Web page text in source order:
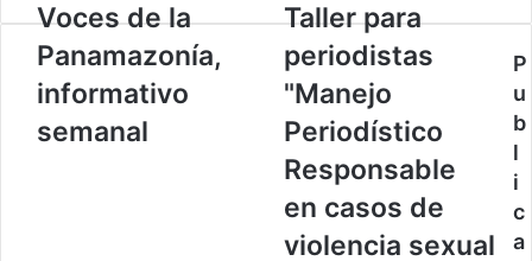
k
d
I
t
A
p
r
m
i
r
V
c
e
d
Voces de la
Panamazonía,
informativo
semanal
T
l
r
p
a
r
Taller para
periodistas
"Manejo
Periodístico
Responsable
en casos de
violencia sexual
P
u
b
l
i
c
a